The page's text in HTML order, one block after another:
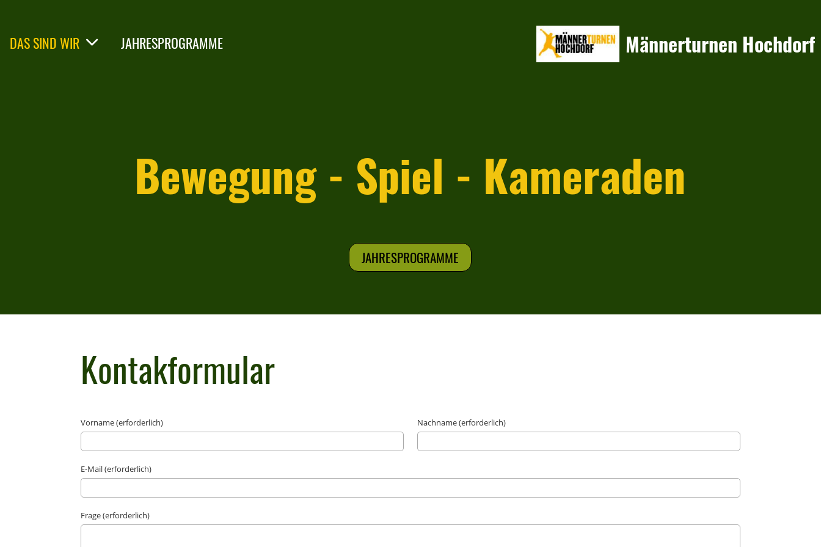
DAS SIND WIR JAHRESPROGRAMME Männerturnen Hochdorf
Bewegung - Spiel - Kameraden
JAHRESPROGRAMME
Kontakformular
Vorname (erforderlich) Nachname (erforderlich)
E-Mail (erforderlich)
Frage (erforderlich)